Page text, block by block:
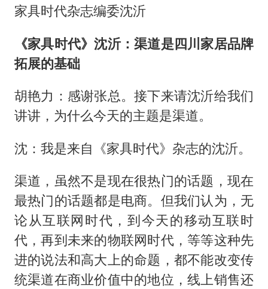
家具时代杂志编委沈沂
《家具时代》沈沂：渠道是四川家居品牌
拓展的基础
胡艳力：感谢张总。接下来请沈沂给我们
讲讲，为什么今天的主题是渠道。
沈：我是来自《家具时代》杂志的沈沂。
渠道，虽然不是现在很热门的话题，现在
最热门的话题都是电商。但我们认为，无
论从互联网时代，到今天的移动互联时
代，再到未来的物联网时代，等等这种先
进的说法和高大上的命题，都不能改变传
统渠道在商业价值中的地位，线上销售还